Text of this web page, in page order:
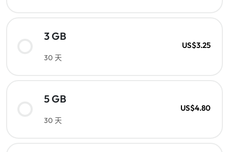
3 GB
30 天
US$3.25
5 GB
30 天
US$4.80